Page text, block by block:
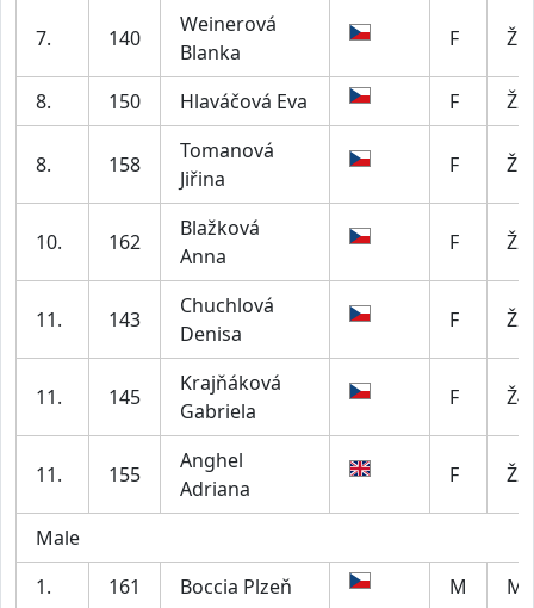
7. 140
Weinerová
Blanka
F
8. 150 Hlaváčová Eva F
8. 158
Tomanová
Jiřina
F
10. 162
Blažková
Anna
F
11. 143
Chuchlová
Denisa
F
11. 145
Krajňáková
Gabriela
F
11. 155
Anghel
Adriana
F
Male
1.
161 Boccia Plzeň M